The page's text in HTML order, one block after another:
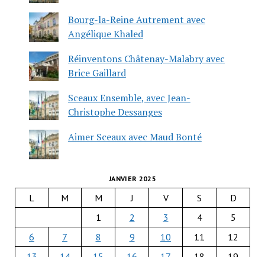
Bourg-la-Reine Autrement avec
Angélique Khaled
Réinventons Châtenay-Malabry avec
Brice Gaillard
Sceaux Ensemble, avec Jean-
Christophe Dessanges
Aimer Sceaux avec Maud Bonté
JANVIER 2025
L M M J V S
D
1
2 3 4
5
6
7 8 9 10 11
12